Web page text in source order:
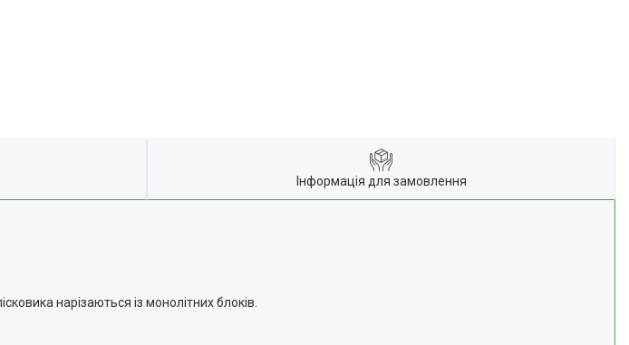
Інформація для замовлення
нарізаються із монолітних блоків.